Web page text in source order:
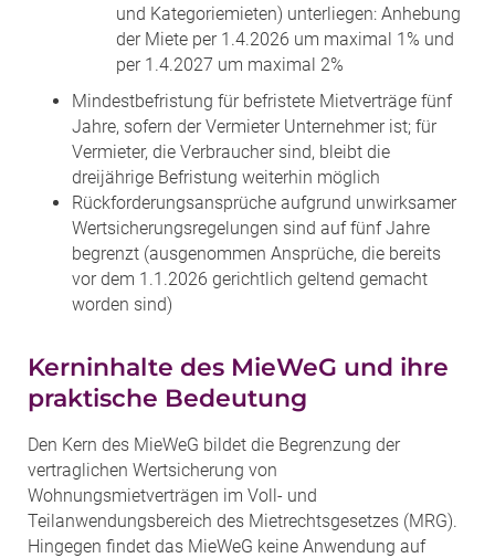
und Kategoriemieten) unterliegen: Anhebung
der Miete per 1.4.2026 um maximal 1% und
per 1.4.2027 um maximal 2%
Mindestbefristung für befristete Mietverträge fünf
Jahre, sofern der Vermieter Unternehmer ist; für
Vermieter, die Verbraucher sind, bleibt die
dreijährige Befristung weiterhin möglich
Rückforderungsansprüche aufgrund unwirksamer
Wertsicherungsregelungen sind auf fünf Jahre
begrenzt (ausgenommen Ansprüche, die bereits
vor dem 1.1.2026 gerichtlich geltend gemacht
worden sind)
Kerninhalte des MieWeG und ihre
praktische Bedeutung
Den Kern des MieWeG bildet die Begrenzung der
vertraglichen Wertsicherung von
Wohnungsmietverträgen im Voll- und
Teilanwendungsbereich des Mietrechtsgesetzes (MRG).
Hingegen findet das MieWeG keine Anwendung auf